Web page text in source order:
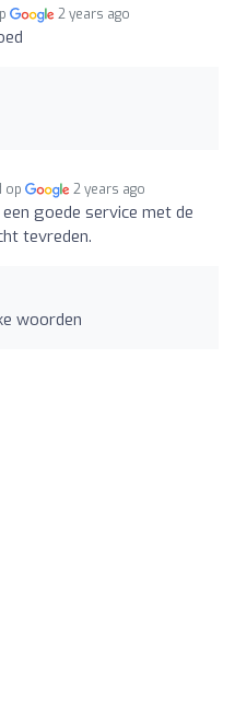
2 years ago
op 2 years ago
goede service met de
tevreden.
woorden